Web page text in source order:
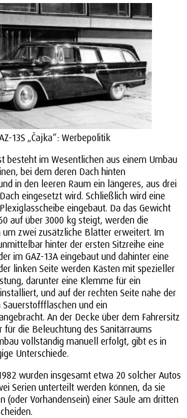
13S „Čajka“: Werbepolitik
besteht im Wesentlichen aus einem Umbau
bei dem deren Dach hinten
in den leeren Raum ein längeres, aus drei
eingesetzt wird. Schließlich wird eine
eingebaut. Da das Gewicht
auf über 3000 kg steigt, werden die
zwei zusätzliche Blätter erweitert. Im
hinter der ersten Sitzreihe eine
im GAZ-13A eingebaut und dahinter eine
linken Seite werden Kästen mit spezieller
darunter eine Klemme für ein
und auf der rechten Seite nahe der
und ein
An der Decke über dem Fahrersitz
für die Beleuchtung des Sanitärraums
vollständig manuell erfolgt, gibt es in
Unterschiede.
wurden insgesamt etwa 20 solcher Autos
Serien unterteilt werden können, da sie
(oder Vorhandensein) einer Säule am dritten